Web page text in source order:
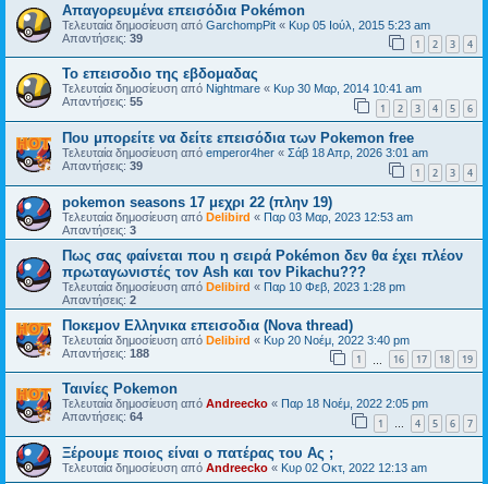
Απαγορευμένα επεισόδια Pokémon
Τελευταία δημοσίευση από GarchompPit « Κυρ 05 Ιούλ, 2015 5:23 am
Απαντήσεις: 39 1 2 3 4
Το επεισοδιο της εβδομαδας
Τελευταία δημοσίευση από Nightmare « Κυρ 30 Μαρ, 2014 10:41 am
Απαντήσεις: 55 1 2 3 4 5 6
Που μπορείτε να δείτε επεισόδια των Pokemon free
Τελευταία δημοσίευση από emperor4her « Σάβ 18 Απρ, 2026 3:01 am
Απαντήσεις: 39 1 2 3 4
pokemon seasons 17 μεχρι 22 (πλην 19)
Τελευταία δημοσίευση από Delibird « Παρ 03 Μαρ, 2023 12:53 am
Απαντήσεις: 3
Πως σας φαίνεται που η σειρά Pokémon δεν θα έχει πλέον
πρωταγωνιστές τον Ash και τον Pikachu???
Τελευταία δημοσίευση από Delibird « Παρ 10 Φεβ, 2023 1:28 pm
Απαντήσεις: 2
Ποκεμον Ελληνικα επεισοδια (Nova thread)
Τελευταία δημοσίευση από Delibird « Κυρ 20 Νοέμ, 2022 3:40 pm
Απαντήσεις: 188 1 16 17 18 19
Ταινίες Pokemon
Τελευταία δημοσίευση από Andreecko « Παρ 18 Νοέμ, 2022 2:05 pm
Απαντήσεις: 64 1 … 4 5 6 7
Ξέρουμε ποιος είναι ο πατέρας του Ας ;
Τελευταία δημοσίευση από Andreecko « Κυρ 02 Οκτ, 2022 12:13 am